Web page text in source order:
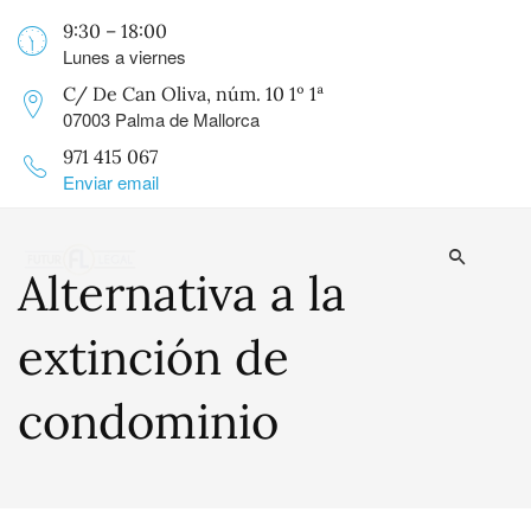
9:30 – 18:00
Lunes a viernes
C/ De Can Oliva, núm. 10 1º 1ª
07003 Palma de Mallorca
971 415 067
Enviar email
Alternativa a la
extinción de
condominio